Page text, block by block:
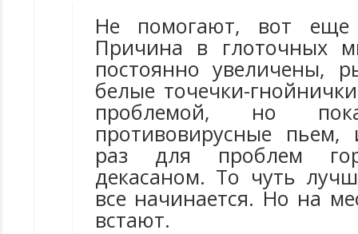
Не помогают, вот
Причина в глоточных
постоянно увеличены,
белые точечки-
проблемой, но
противовирусные пьем,
раз для проблем
декасаном. То чуть
все начинается. Но на
встают.